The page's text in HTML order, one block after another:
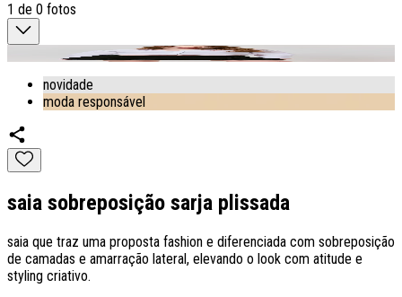
1 de 0 fotos
novidade
moda responsável
saia sobreposição sarja plissada
saia que traz uma proposta fashion e diferenciada com sobreposição
de camadas e amarração lateral, elevando o look com atitude e
styling criativo.